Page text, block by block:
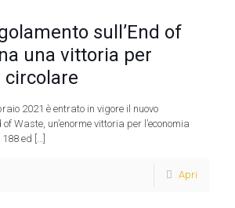
sull’End of
una vittoria per
circolare
2021 è entrato in vigore il nuovo
Waste, un’enorme vittoria per l’economia
ed […]
Apri